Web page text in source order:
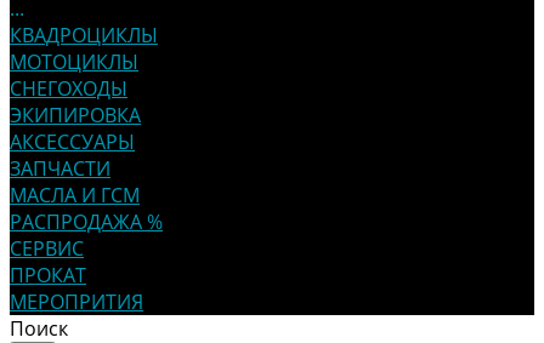
...
КВАДРОЦИКЛЫ
МОТОЦИКЛЫ
СНЕГОХОДЫ
ЭКИПИРОВКА
АКСЕССУАРЫ
ЗАПЧАСТИ
МАСЛА И ГСМ
РАСПРОДАЖА %
СЕРВИС
ПРОКАТ
МЕРОПРИТИЯ
Поиск